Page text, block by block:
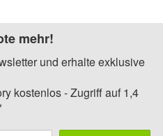
mehr!
und erhalte exklusive
kostenlos - Zugriff auf 1,4